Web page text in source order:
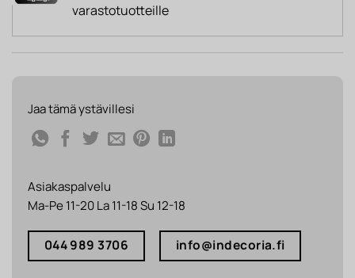
varastotuotteille
Jaa tämä ystävillesi
Asiakaspalvelu
Ma-Pe 11-20 La 11-18 Su 12-18
044 989 3706 info@indecoria.fi